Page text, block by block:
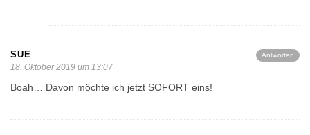
Antworten
SUE
18. Oktober 2019 um 13:07
Boah… Davon möchte ich jetzt SOFORT eins!